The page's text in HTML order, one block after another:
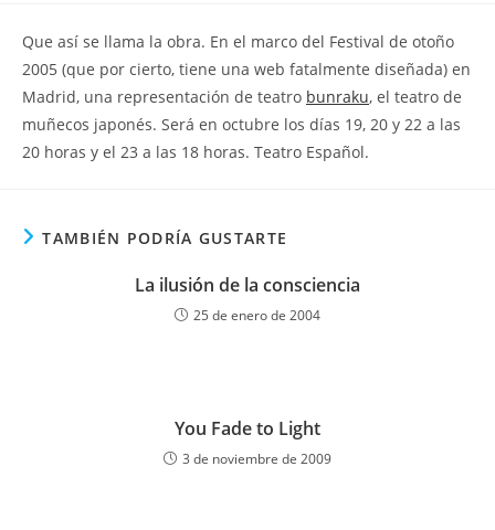
entrada:
Que así se llama la obra. En el marco del Festival de otoño
2005 (que por cierto, tiene una web fatalmente diseñada) en
Madrid, una representación de teatro bunraku, el teatro de
muñecos japonés. Será en octubre los días 19, 20 y 22 a las
20 horas y el 23 a las 18 horas. Teatro Español.
TAMBIÉN PODRÍA GUSTARTE
La ilusión de la consciencia
25 de enero de 2004
You Fade to Light
3 de noviembre de 2009